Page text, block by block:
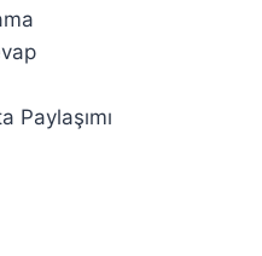
Paylaşımı